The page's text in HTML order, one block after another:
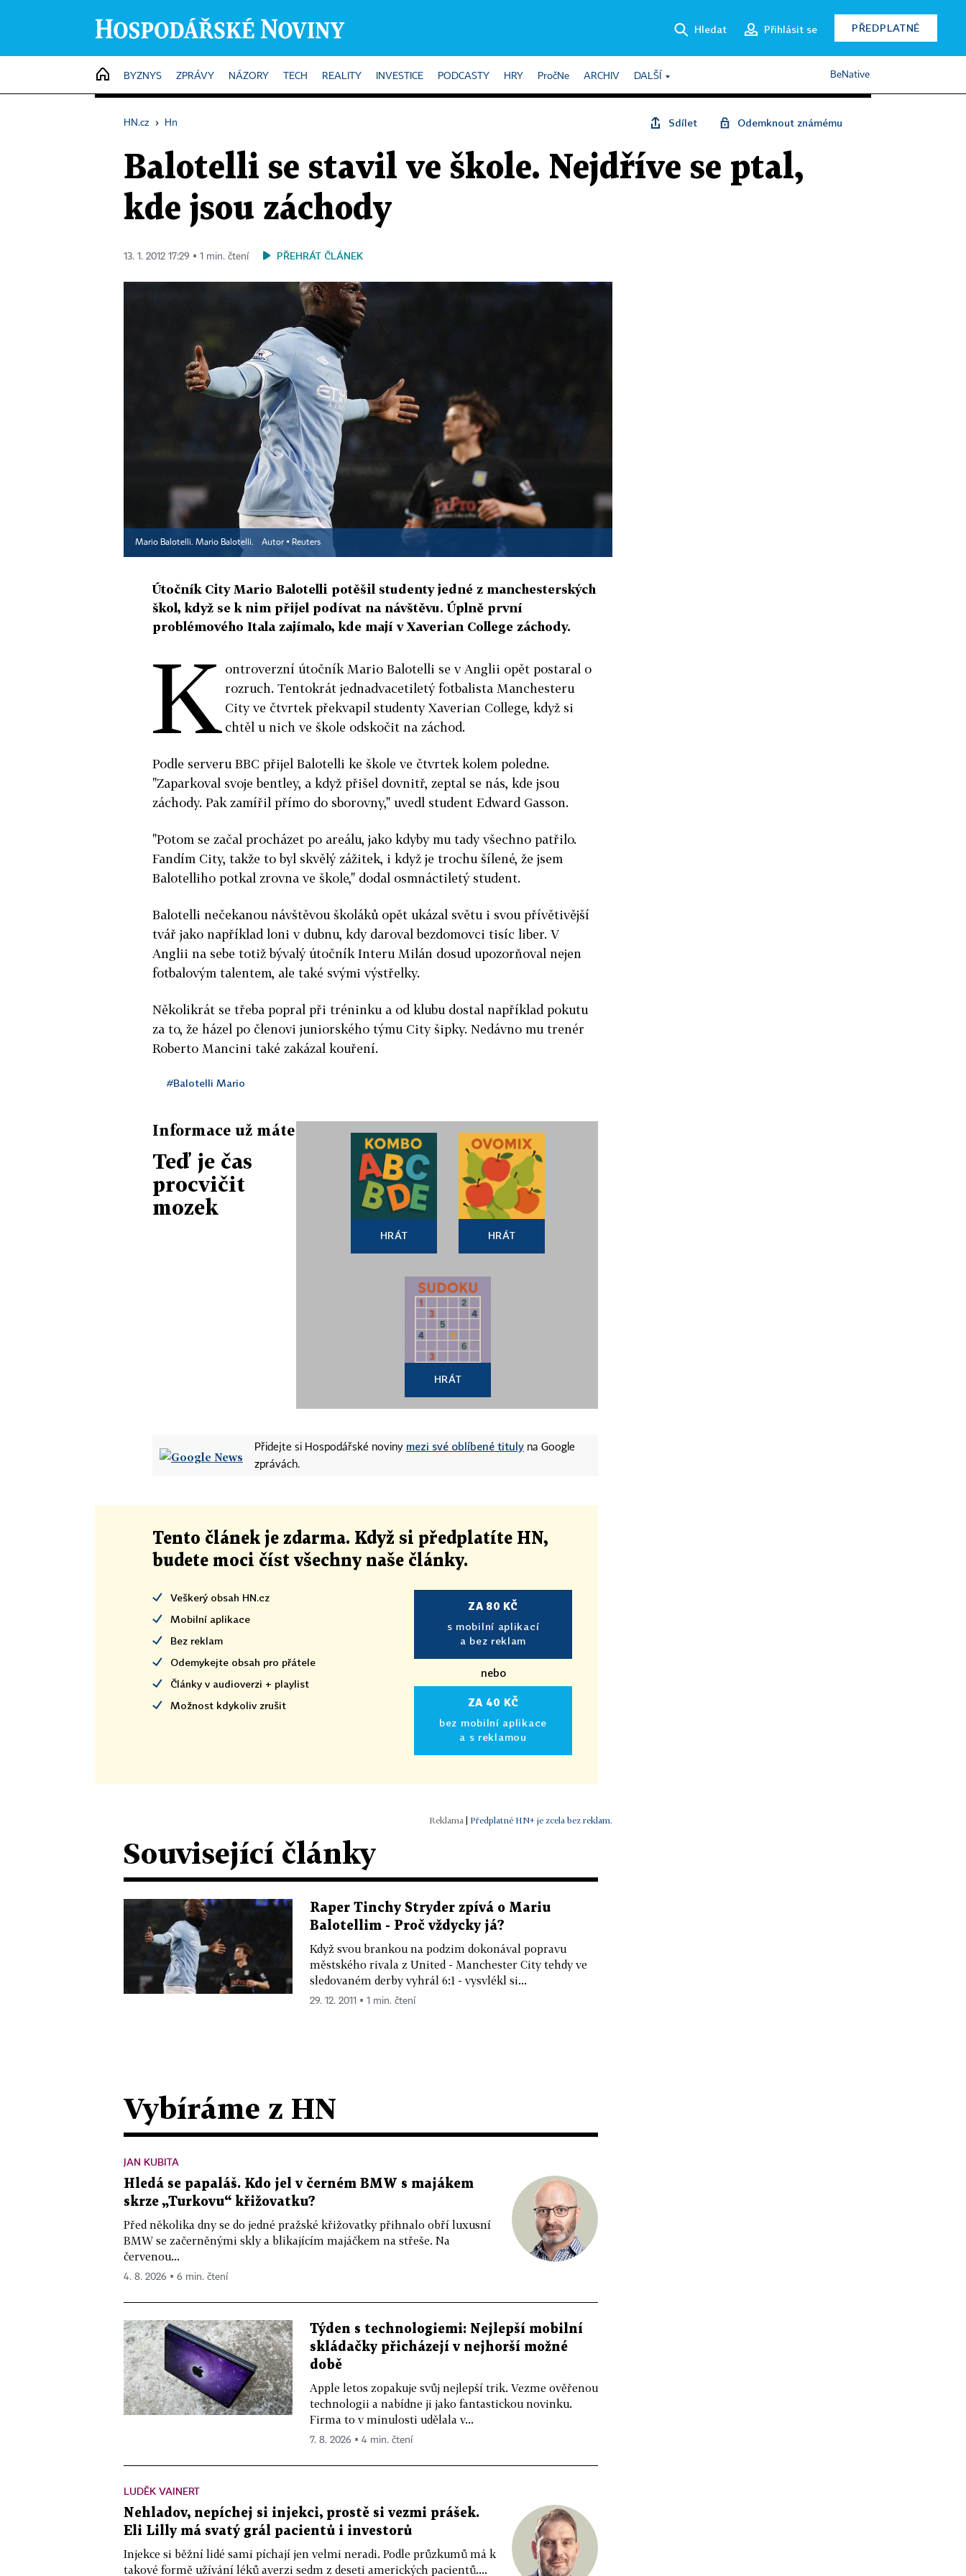
Hledat Přihlásit se PŘEDPLATNÉ
HOME
BYZNYS ZPRÁVY NÁZORY TECH REALITY INVESTICE PODCASTY HRY PročNe ARCHIV DALŠÍ BeNative
HN.cz › Hn Sdílet Odemknout známému
Balotelli se stavil ve škole. Nejdříve se ptal,
kde jsou záchody
13. 1. 2012 17:29 ▪ 1 min. čtení PŘEHRÁT ČLÁNEK
Mario Balotelli. Mario Balotelli. Autor ▪ Reuters
Útočník City Mario Balotelli potěšil studenty jedné z manchesterských
škol, když se k nim přijel podívat na návštěvu. Úplně první
problémového Itala zajímalo, kde mají v Xaverian College záchody.
K ontroverzní útočník Mario Balotelli se v Anglii opět postaral o
rozruch. Tentokrát jednadvacetiletý fotbalista Manchesteru
City ve čtvrtek překvapil studenty Xaverian College, když si
chtěl u nich ve škole odskočit na záchod.
Podle serveru BBC přijel Balotelli ke škole ve čtvrtek kolem poledne.
"Zaparkoval svoje bentley, a když přišel dovnitř, zeptal se nás, kde jsou
záchody. Pak zamířil přímo do sborovny," uvedl student Edward Gasson.
"Potom se začal procházet po areálu, jako kdyby mu tady všechno patřilo.
Fandím City, takže to byl skvělý zážitek, i když je trochu šílené, že jsem
Balotelliho potkal zrovna ve škole," dodal osmnáctiletý student.
Balotelli nečekanou návštěvou školáků opět ukázal světu i svou přívětivější
tvář jako například loni v dubnu, kdy daroval bezdomovci tisíc liber. V
Anglii na sebe totiž bývalý útočník Interu Milán dosud upozorňoval nejen
fotbalovým talentem, ale také svými výstřelky.
Několikrát se třeba popral při tréninku a od klubu dostal například pokutu
za to, že házel po členovi juniorského týmu City šipky. Nedávno mu trenér
Roberto Mancini také zakázal kouření.
#Balotelli Mario
Informace už máte
Teď je čas
procvičit
mozek
HRÁT HRÁT
HRÁT
Přidejte si Hospodářské noviny mezi své oblíbené tituly na Google
zprávách.
Tento článek je zdarma. Když si předplatíte HN,
budete moci číst všechny naše články.
Veškerý obsah HN.cz
Mobilní aplikace
Bez reklam
Odemykejte obsah pro přátele
Články v audioverzi + playlist
Možnost kdykoliv zrušit
ZA 80 KČ
s mobilní aplikací
a bez reklam
nebo
ZA 40 KČ
bez mobilní aplikace
a s reklamou
| Předplatné HN+ je zcela bez reklam.
Související články
Raper Tinchy Stryder zpívá o Mariu
Balotellim - Proč vždycky já?
Když svou brankou na podzim dokonával popravu
městského rivala z United - Manchester City tehdy ve
sledovaném derby vyhrál 6:1 - vysvlékl si...
29. 12. 2011 ▪ 1 min. čtení
Vybíráme z HN
JAN KUBITA
Hledá se papaláš. Kdo jel v černém BMW s majákem
skrze „Turkovu“ křižovatku?
Před několika dny se do jedné pražské křižovatky přihnalo obří luxusní
BMW se začerněnými skly a blikajícím majáčkem na střeše. Na
červenou...
4. 8. 2026 ▪ 6 min. čtení
Týden s technologiemi: Nejlepší mobilní
skládačky přicházejí v nejhorší možné
době
Apple letos zopakuje svůj nejlepší trik. Vezme ověřenou
technologii a nabídne ji jako fantastickou novinku.
Firma to v minulosti udělala v...
7. 8. 2026 ▪ 4 min. čtení
LUDĚK VAINERT
Nehladov, nepíchej si injekci, prostě si vezmi prášek.
Eli Lilly má svatý grál pacientů i investorů
Injekce si běžní lidé sami píchají jen velmi neradi. Podle průzkumů má k
takové formě užívání léků averzi sedm z deseti amerických pacientů....